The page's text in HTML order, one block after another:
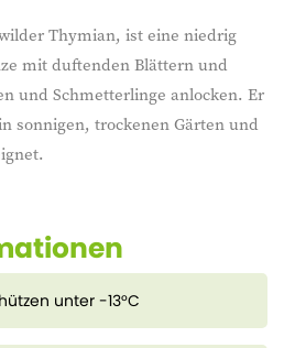
Thymian, ist eine niedrig
mit duftenden Blättern und
und Schmetterlinge anlocken. Er
sonnigen, trockenen Gärten und
unter -13°C